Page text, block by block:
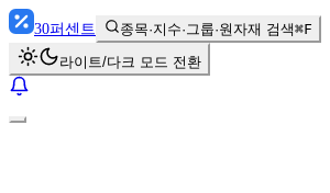
30퍼센트 종목·지수·그룹·원자재 검색⌘F
라이트/다크 모드 전환